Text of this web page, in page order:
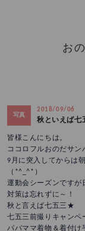
お
写真
2018/09/06
秋といえば七
皆様こんにちは。
ココロフルおのだサ
9月に突入してからは
（*^_^*）
運動会シーズンですが
対策は忘れずに～！
秋と言えば七五三★
七五三前撮りキャンペ
パパママ着物＆着付け